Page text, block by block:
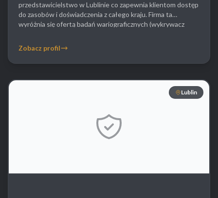
przedstawicielstwo w Lublinie co zapewnia klientom dostęp
do zasobów i doświadczenia z całego kraju. Firma ta
wyróżnia się ofertą badań wariograficznych (wykrywacz
zarówno w sprawach prywatnych do oczyszczania się z
zarzutów jak i w firmach przy wyjaśnianiu […]
Zobacz profil
Lublin